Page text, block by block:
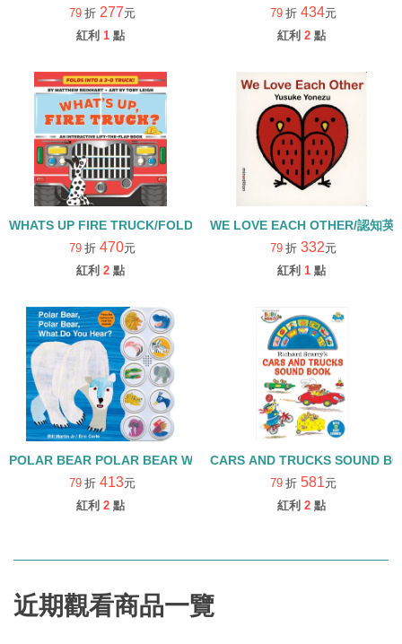
79 折 277元
紅利 1 點
79 折 434元
紅利 2 點
WHATS UP FIRE TRUCK/FOLDS INTO 3D TRUCK/硬頁立體翻翻書
79 折 470元
紅利 2 點
WE LOVE EACH OTHER/認知英
79 折 332元
紅利 1 點
POLAR BEAR POLAR BEAR WHAT DO YOU HEAR? /硬頁+聲音
79 折 413元
紅利 2 點
CARS AND TRUCKS SOUND
79 折 581元
紅利 2 點
近期觀看商品一覽